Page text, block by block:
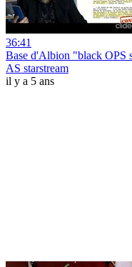
36:41
Base d'Albion "black OPS
AS starstream
il y a 5 ans